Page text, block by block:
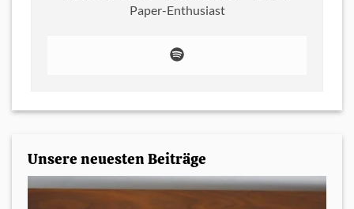
Paper-Enthusiast
Unsere neuesten Beiträge